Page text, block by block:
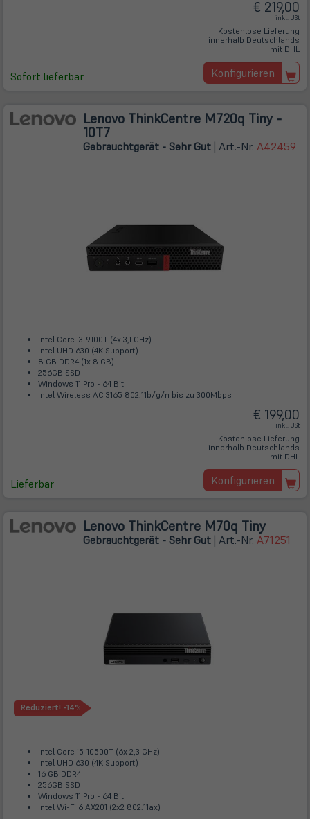
Sofort lieferbar
€ 219,00
inkl. USt
Kostenlose Lieferung
innerhalb Deutschlands
mit DHL
Konfigurieren
Lenovo ThinkCentre M720q Tiny -
10T7
Gebrauchtgerät - Sehr Gut | Art.-Nr. A42459
Intel Core i3-9100T (4x 3,1 GHz)
Intel UHD 630 (4K Support)
8 GB DDR4 (1x 8 GB)
256GB SSD
Windows 11 Pro - 64 Bit
Intel Wireless AC 3165 802.11b/g/n bis zu 300Mbps
Lieferbar
€ 199,00
inkl. USt
Kostenlose Lieferung
innerhalb Deutschlands
mit DHL
Konfigurieren
Lenovo ThinkCentre M70q Tiny
Gebrauchtgerät - Sehr Gut | Art.-Nr. A71251
Reduziert! -14%
Intel Core i5-10500T (6x 2,3 GHz)
Intel UHD 630 (4K Support)
16 GB DDR4
256GB SSD
Windows 11 Pro - 64 Bit
Intel Wi-Fi 6 AX201 (2x2 802.11ax)